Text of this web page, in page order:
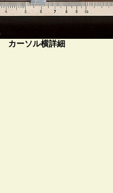
カーソル横詳細